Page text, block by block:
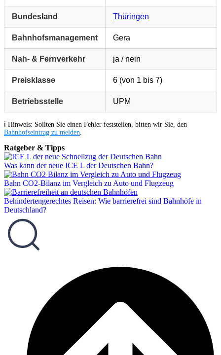
Bundesland Thüringen
Bahnhofsmanagement Gera
Nah- & Fernverkehr ja / nein
Preisklasse 6 (von 1 bis 7)
Betriebsstelle UPM
ℹ️ Hinweis: Sollten Sie einen Fehler feststellen, bitten wir Sie, den
Bahnhofseintrag zu melden
Ratgeber & Tipps
Was kann der neue ICE L der Deutschen Bahn?
Bahn CO2-Bilanz im Vergleich zu Auto und Flugzeug
Behindertengerechtes Reisen: Wie barrierefrei sind Bahnhöfe in
Deutschland?